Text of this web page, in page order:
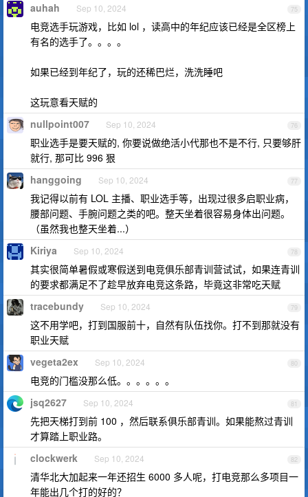
75
auhah Sep 10, 2024
电竞选手玩游戏，比如 lol ，读高中的年纪应该已经是全区榜上
有名的选手了。。。。
如果已经到年纪了，玩的还稀巴烂，洗洗睡吧
这玩意看天赋的
76
nullpoint007 Sep 10, 2024
职业选手是要天赋的, 你要说做绝活小代那也不是不行, 只要够肝
就行, 那可比 996 狠
77
hanggoing Sep 10, 2024
我记得以前有 LOL 主播、职业选手等，出现过很多启职业病，
腰部问题、手腕问题之类的吧。整天坐着很容易身体出问题。
（虽然我也整天坐着...）
78
Kiriya Sep 10, 2024
其实很简单暑假或寒假送到电竞俱乐部青训营试试，如果连青训
的要求都满足不了趁早放弃电竞这条路，毕竟这非常吃天赋
79
tracebundy Sep 10, 2024
这不用学吧，打到国服前十，自然有队伍找你。打不到那就没有
职业天赋
80
vegeta2ex Sep 10, 2024
电竞的门槛没那么低。。。。。。
81
jsq2627 Sep 10, 2024
先把天梯打到前 100 ，然后联系俱乐部青训。如果能熬过青训
才算踏上职业路。
82
clockwerk Sep 10, 2024
清华北大加起来一年还招生 6000 多人呢，打电竞那么多项目一
年能出几个打的好的？